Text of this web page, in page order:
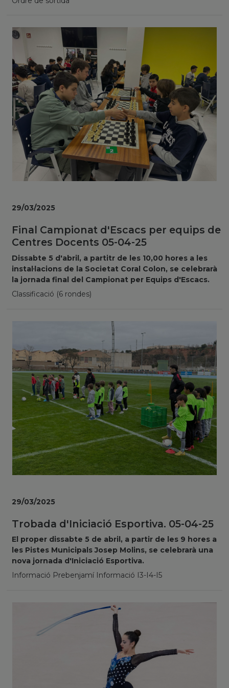
Final Campionat d'Escacs per equips de
Centres Docents 05-04-25
Dissabte 5 d'abril, a partitr de les 10,00 hores a les
instal·lacions de la Societat Coral Colon, se celebrarà
la jornada final del Campionat per Equips d'Escacs.
Classificació (6 rondes)
29/03/2025
Trobada d'Iniciació Esportiva. 05-04-25
El proper dissabte 5 de abril, a partir de les 9 hores a
les Pistes Municipals Josep Molins, se celebrarà una
nova jornada d'Iniciació Esportiva.
Informació Prebenjamí Informació I3-I4-I5
29/03/2025